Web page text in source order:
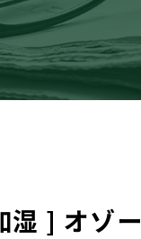
湿 ] オゾ